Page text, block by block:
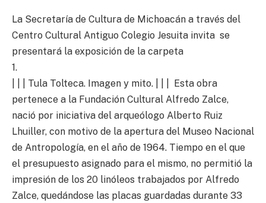
La Secretaría de Cultura de Michoacán a través del
Centro Cultural Antiguo Colegio Jesuita invita se
presentará la exposición de la carpeta
1.
| | | Tula Tolteca. Imagen y mito. | | | Esta obra
pertenece a la Fundación Cultural Alfredo Zalce,
nació por iniciativa del arqueólogo Alberto Ruiz
Lhuiller, con motivo de la apertura del Museo Nacional
de Antropología, en el año de 1964. Tiempo en el que
el presupuesto asignado para el mismo, no permitió la
impresión de los 20 linóleos trabajados por Alfredo
Zalce, quedándose las placas guardadas durante 33